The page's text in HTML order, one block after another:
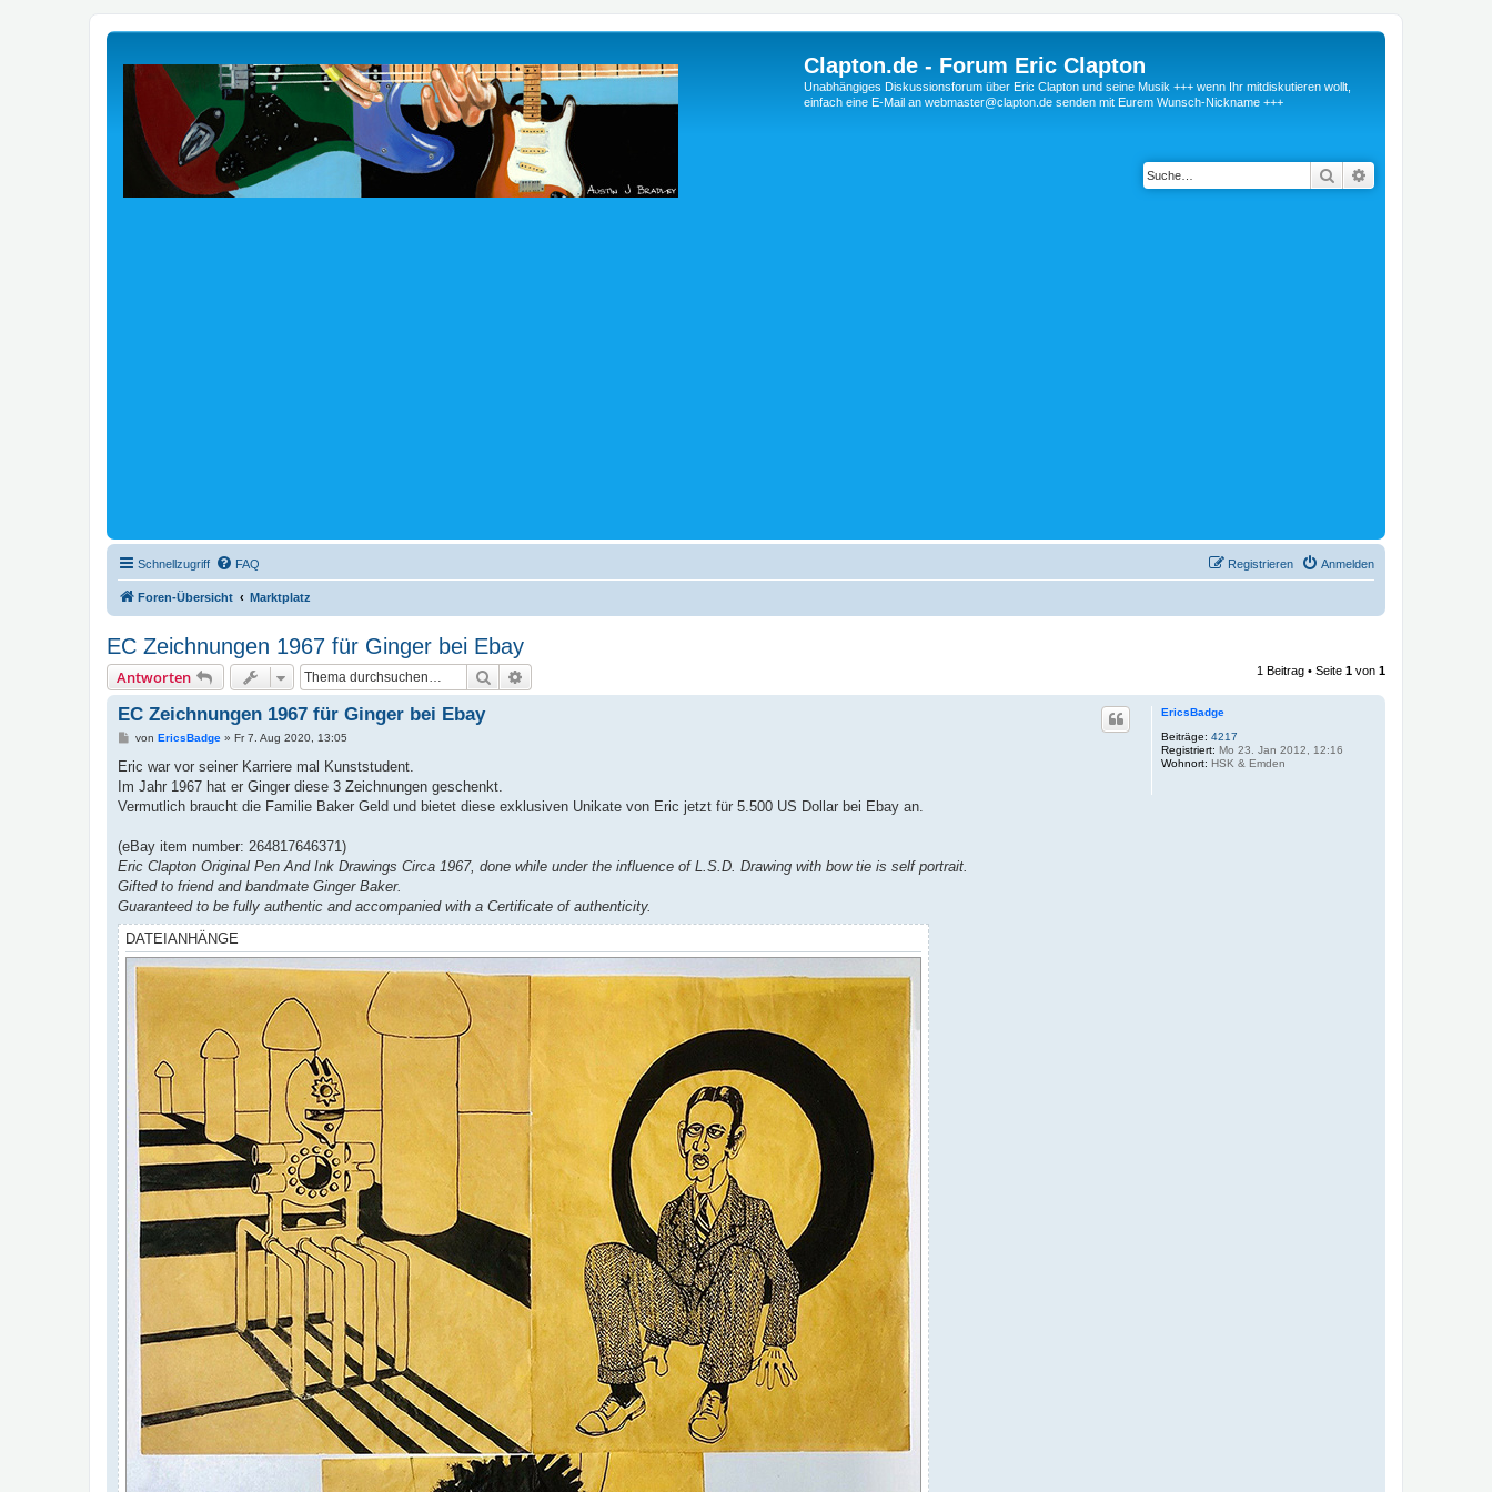
Clapton.de - Forum Eric Clapton
Unabhängiges Diskussionsforum über Eric Clapton und seine Musik +++ wenn Ihr mitdiskutieren wollt,
einfach eine E-Mail an webmaster@clapton.de senden mit Eurem Wunsch-Nickname +++
Suche
Schnellzugriff FAQ Anmelden
Registrieren
Foren-Übersicht Marktplatz
EC Zeichnungen 1967 für Ginger bei Ebay
Antworten Suche 1 Beitrag • Seite 1 von 1
EricsBadge
Beiträge: 4217
Registriert: Mo 23. Jan 2012, 12:16
Wohnort: HSK & Emden
EC Zeichnungen 1967 für Ginger bei Ebay
B
i
r
a
von EricsBadge» Fr 7. Aug 2020, 13:05
Eric war vor seiner Karriere mal Kunststudent.
Im Jahr 1967 hat er Ginger diese 3 Zeichnungen geschenkt.
Vermutlich braucht die Familie Baker Geld und bietet diese exklusiven Unikate von Eric jetzt für 5.500 US Dollar bei Ebay an.
(eBay item number: 264817646371)
Eric Clapton Original Pen And Ink Drawings Circa 1967, done while under the influence of L.S.D. Drawing with bow tie is self portrait.
Gifted to friend and bandmate Ginger Baker.
Guaranteed to be fully authentic and accompanied with a Certificate of authenticity.
DATEIANHÄNGE